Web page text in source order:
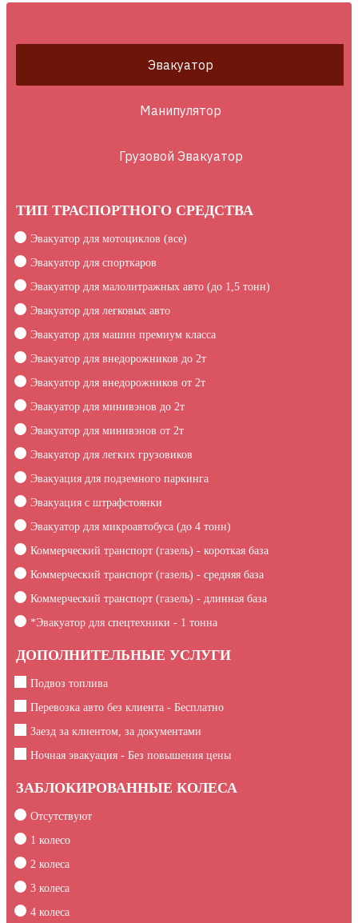
Эвакуатор
Манипулятор
Грузовой Эвакуатор
ТИП ТРАСПОРТНОГО СРЕДСТВА
Эвакуатор для мотоциклов (все)
Эвакуатор для спорткаров
Эвакуатор для малолитражных авто (до 1,5 тонн)
Эвакуатор для легковых авто
Эвакуатор для машин премиум класса
Эвакуатор для внедорожников до 2т
Эвакуатор для внедорожников от 2т
Эвакуатор для минивэнов до 2т
Эвакуатор для минивэнов от 2т
Эвакуатор для легких грузовиков
Эвакуация для подземного паркинга
Эвакуация c штрафстоянки
Эвакуатор для микроавтобуса (до 4 тонн)
Коммерческий транспорт (газель) - короткая база
Коммерческий транспорт (газель) - средняя база
Коммерческий транспорт (газель) - длинная база
*Эвакуатор для спецтехники - 1 тонна
ДОПОЛНИТЕЛЬНЫЕ УСЛУГИ
Подвоз топлива
Перевозка авто без клиента - Бесплатно
Заезд за клиентом, за документами
Ночная эвакуация - Без повышения цены
ЗАБЛОКИРОВАННЫЕ КОЛЕСА
Отсутствуют
1 колесо
2 колеса
3 колеса
4 колеса